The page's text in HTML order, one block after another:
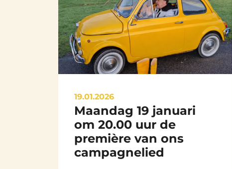
19.01.2026
ByBeheerder Website
Maandag 19 januari
om 20.00 uur de
première van ons
campagnelied